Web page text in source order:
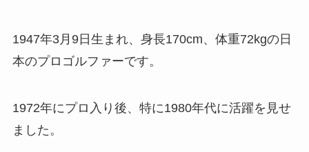
1947年3月9日生まれ、身長170cm、体重72kgの日
本のプロゴルファーです。
1972年にプロ入り後、特に1980年代に活躍を見せ
ました。